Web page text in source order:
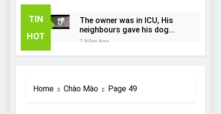
TIN
HOT
The owner was in ICU, His
neighbours gave his dog
away!
7 Năm Ago
And How to Minimize It!
Home Chào Mào Page 49